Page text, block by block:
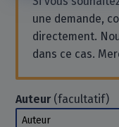
une demande,
directement.
dans ce cas.
Auteur(facultatif)
Auteur